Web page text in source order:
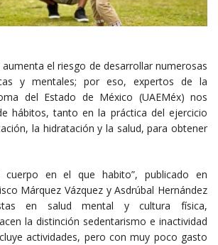
el riesgo de desarrollar numerosas
y mentales; por eso, expertos de la
del Estado de México (UAEMéx) nos
hábitos, tanto en la práctica del ejercicio
la hidratación y la salud, para obtener
cuerpo en el que habito”, publicado en
Márquez Vázquez y Asdrúbal Hernández
en salud mental y cultura física,
la distinción sedentarismo e inactividad
actividades, pero con muy poco gasto